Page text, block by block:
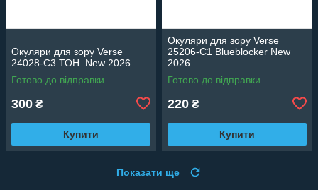
Окуляри для зору Verse
24028-C3 ТОН. New 2026
Готово до відправки
300 ₴
Купити
Окуляри для зору Verse
25206-C1 Blueblocker New
2026
Готово до відправки
220 ₴
Купити
Показати ще